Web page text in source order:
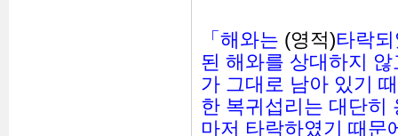
「해와는 (영적)타락
된 해와를 상대하지
가 그대로 남아 있기
한 복귀섭리는 대단히
마저 타락하였기 때문